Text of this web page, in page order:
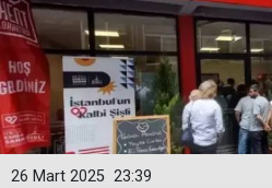
23:39
26 Mart 2025